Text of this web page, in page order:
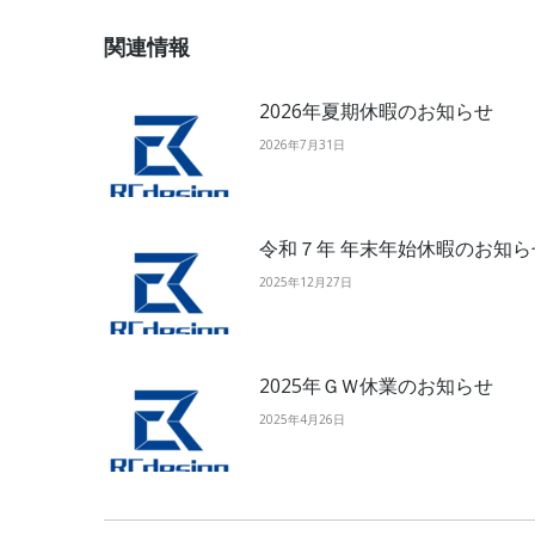
関連情報
2026年夏期休暇のお知らせ
2026年7月31日
令和７年 年末年始休暇のお知
2025年12月27日
2025年ＧＷ休業のお知らせ
2025年4月26日